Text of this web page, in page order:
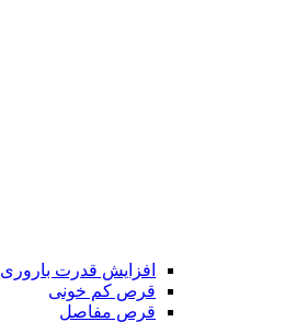
افزایش قدرت باروری
قرص کم خونی
قرص مفاصل